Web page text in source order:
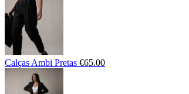
Calças Ambi Pretas €65.00